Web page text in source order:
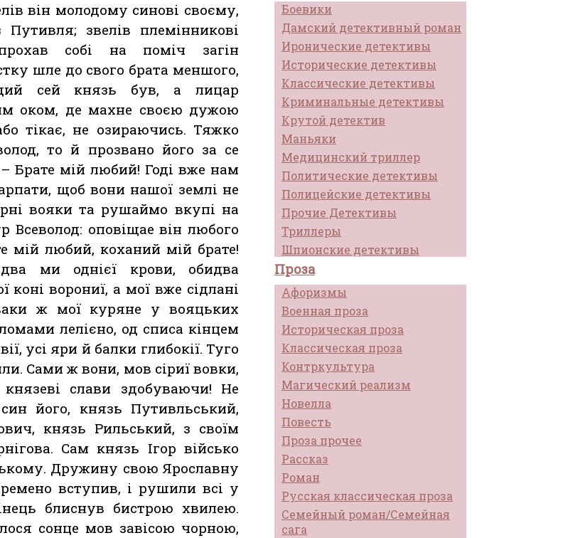
Боевики
Дамский детективный роман
Иронические детективы
Исторические детективы
Классические детективы
Криминальные детективы
Крутой детектив
Маньяки
Медицинский триллер
Политические детективы
Полицейские детективы
Прочие Детективы
Триллеры
Шпионские детективы
Проза
Афоризмы
Военная проза
Историческая проза
Классическая проза
Контркультура
Магический реализм
Новелла
Повесть
Проза прочее
Рассказ
Роман
Русская классическая проза
Семейный роман/Семейная
сага
він молодому синові своєму,
звелів племінникові
собі на поміч загін
шле до свого брата меншого,
сей князь був, а лицар
оком, де махне своєю дужою
тікає, не озираючись. Тяжко
то й прозвано його за се
Брате мій любий! Годі вже нам
щоб вони нашої землі не
вояки та рушаймо вкупі на
Всеволод: оповіщае він любого
мій любий, коханий мій брате!
ми однієї крови, обидва
коні ворониї, а мої вже сідлані
ж мої куряне у вояцьких
лелієно, од списа кінцем
усі яри й балки глибокії. Туго
Сами ж вони, мов сіриї вовки,
слави здобуваючи! Не
його, князь Путивльський,
князь Рильський, з своїм
Сам князь Ігор військо
Дружину свою Ярославну
вступив, і рушили всі у
блиснув бистрою хвилею.
сонце мов завісою чорною,